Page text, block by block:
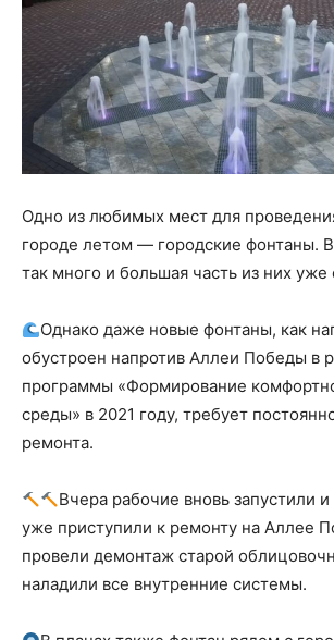
Одно из любимых мест для
городе летом — городские фонтаны.
так много и большая часть из них уже
Однако даже новые фонтаны, как
обустроен напротив Аллеи Победы в
программы «Формирование
среды» в 2021 году, требует
ремонта.
Вчера рабочие вновь запустили и
уже приступили к ремонту на Аллее
провели демонтаж старой
наладили все внутренние системы.